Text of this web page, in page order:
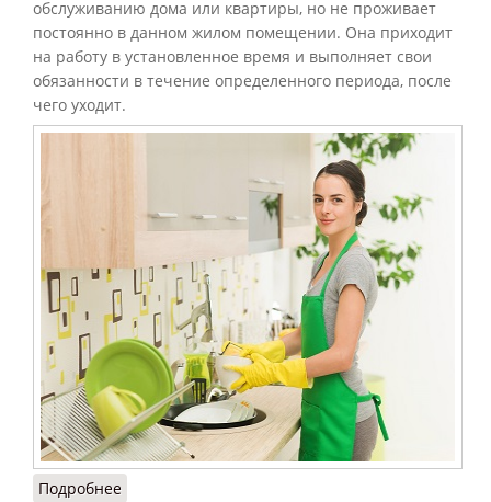
обслуживанию дома или квартиры, но не проживает
постоянно в данном жилом помещении. Она приходит
на работу в установленное время и выполняет свои
обязанности в течение определенного периода, после
чего уходит.
Подробнее